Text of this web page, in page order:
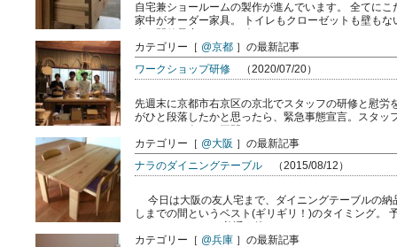
自宅兼ショールームの製作が進んでいます。 全てに
家中がオーダー家具。 トイレもクローゼットも壁も
カテゴリー［ @京都 ］の最新記事
ワークショップ研修 （2020/07/20）
先週末に京都市右京区の京北でスタッフの研修と慰
がひと段落したかと思ったら、緊急事態宣言。スタ
カテゴリー［ @大阪 ］の最新記事
ナラのダイニングテーブル （2015/08/12）
今日は大阪の友人宅まで、ダイニングテーブルの納
しまでの間というベスト(ギリギリ！)のタイミング。
カテゴリー［ @兵庫 ］の最新記事